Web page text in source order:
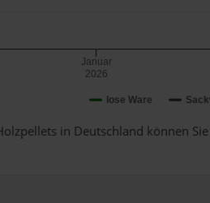
lose Ware
Januar
2026
in Deutschland können